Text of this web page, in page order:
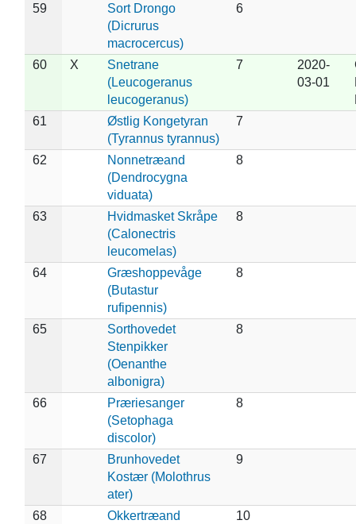
59
Sort Drongo
(Dicrurus
macrocercus)
6
60 X
Snetrane
(Leucogeranus
leucogeranus)
7
2020-
03-01
61
Østlig Kongetyran
(Tyrannus tyrannus)
7
62
Nonnetræand
(Dendrocygna
viduata)
8
63
Hvidmasket Skråpe
(Calonectris
leucomelas)
8
64
Græshoppevåge
(Butastur
rufipennis)
8
65
Sorthovedet
Stenpikker
(Oenanthe
albonigra)
8
66
Præriesanger
(Setophaga
discolor)
8
67
Brunhovedet
Kostær (Molothrus
ater)
9
68
Okkertræand
10